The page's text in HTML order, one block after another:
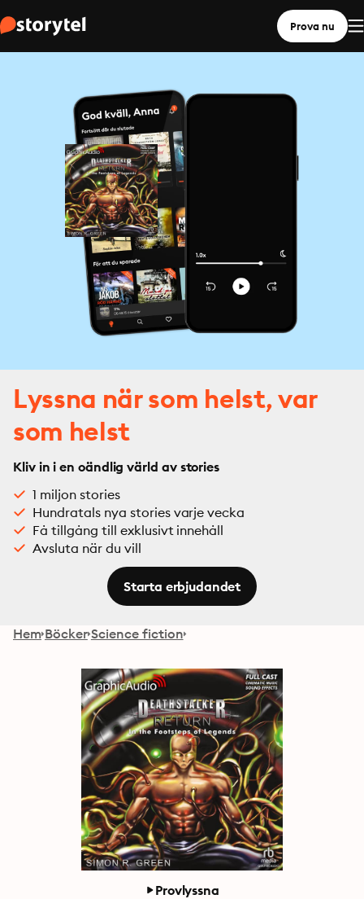
Prova nu
Lyssna när som helst, var
som helst
Kliv in i en oändlig värld av stories
1 miljon stories
Hundratals nya stories varje vecka
Få tillgång till exklusivt innehåll
Avsluta när du vill
Starta erbjudandet
Hem Böcker Science fiction
Provlyssna